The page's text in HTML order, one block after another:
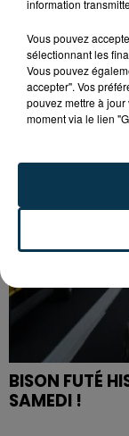
L’ASSE
PREMIÈRE
BISON FUTÉ
SAMEDI !
information
Vous pouvez
sélectionnant les
Vous pouvez
accepter". Vos
pouvez mettre à
moment via le lien